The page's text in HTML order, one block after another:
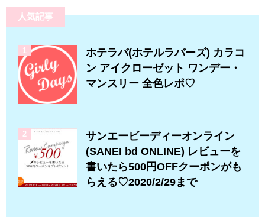
人気記事
1
ホテラバ(ホテルラバーズ) カラコ
ン アイクローゼット ワンデー・
マンスリー 全色レポ♡
2
サンエービーディーオンライン
(SANEI bd ONLINE) レビューを
書いたら500円OFFクーポンがも
らえる♡2020/2/29まで